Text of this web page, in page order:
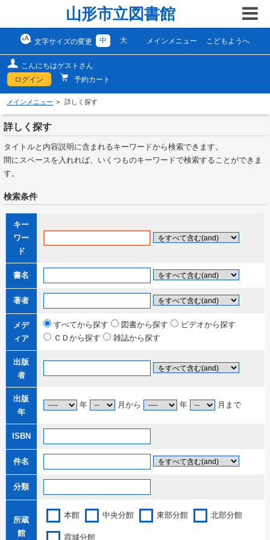
山形市立図書館
文字サイズの変更 中 大 メインメニュー こどもようへ
こんにちはゲストさん
ログイン
予約カート
メインメニュー 詳しく探す
詳しく探す
タイトルと内容説明に含まれるキーワードから検索できます。
間にスペースを入れれば、いくつものキーワードで検索することができま
す。
検索条件
キー
ワー
ド
書名
著者
メデ
ィア
すべてから探す 図書から探す
ビデオから探す
ＣＤから探す
雑誌から探す
出版
者
出版
年
年 月から 年 月まで
ISBN
件名
分類
所蔵
館
本館 中央分館 東部分館 北部分館
霞城分館